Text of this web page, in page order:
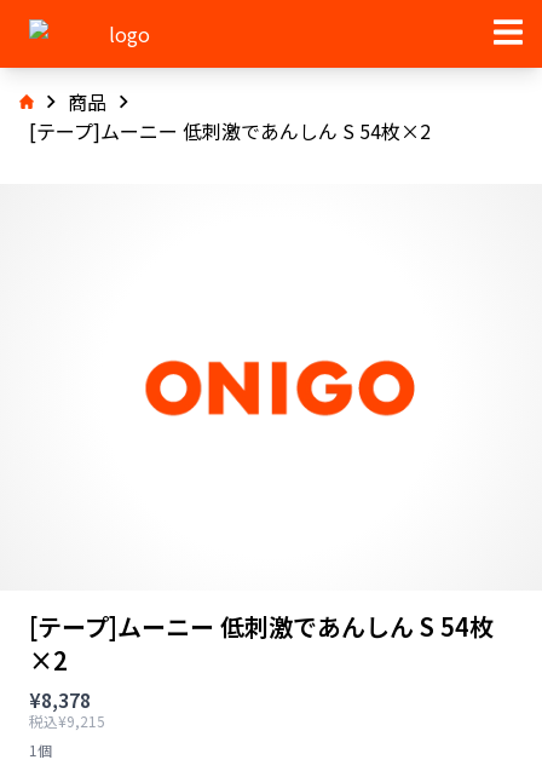
商品
[テープ]ムーニー 低刺激であんしん S 54枚×2
[テープ]ムーニー 低刺激であんしん S 54枚
×2
¥8,378
税込¥9,215
1個